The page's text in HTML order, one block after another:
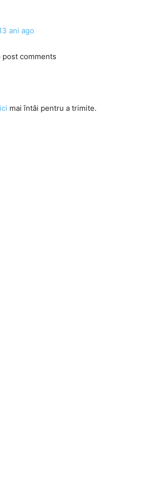
ani ago
post comments
mai întâi pentru a trimite.